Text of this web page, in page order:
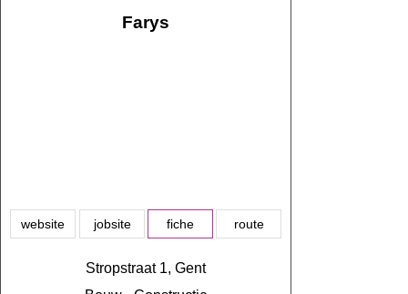
Farys
website jobsite fiche route
Stropstraat 1, Gent